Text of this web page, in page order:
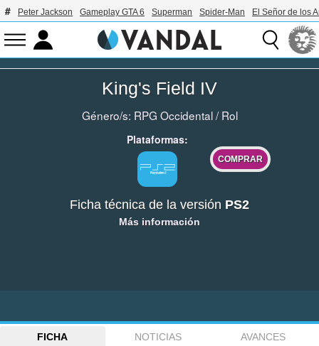
Peter Jackson Gameplay GTA 6 Superman Spider-Man El Señor de los
King's Field IV
Género/s: RPG Occidental/Rol
Plataformas:
COMPRAR
Ficha técnica de la versión PS2
Más información
FICHA NOTICIAS
AVANCES